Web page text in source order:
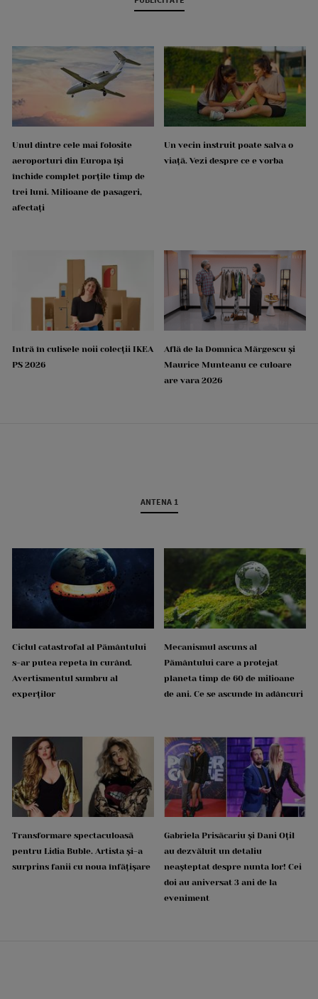
Unul dintre cele mai folosite
aeroporturi din Europa își
închide complet porțile timp de
trei luni. Milioane de pasageri,
afectați
Un vecin instruit poate salva o
viață. Vezi despre ce e vorba
Intră în culisele noii colecții IKEA
PS 2026
Află de la Domnica Mărgescu și
Maurice Munteanu ce culoare
are vara 2026
ANTENA 1
Ciclul catastrofal al Pământului
s-ar putea repeta în curând.
Avertismentul sumbru al
experților
Mecanismul ascuns al
Pământului care a protejat
planeta timp de 60 de milioane
de ani. Ce se ascunde în adâncuri
Transformare spectaculoasă
pentru Lidia Buble. Artista și-a
surprins fanii cu noua înfățișare
Gabriela Prisăcariu și Dani Oțil
au dezvăluit un detaliu
neașteptat despre nunta lor! Cei
doi au aniversat 3 ani de la
eveniment